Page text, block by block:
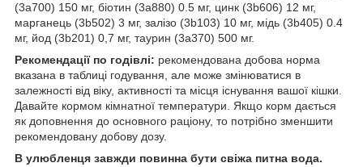
(3a700) 150 мг, біотин (3a880) 0.5 мг, цинк (3b606) 12 мг,
марганець (3b502) 3 мг, залізо (3b103) 10 мг, мідь (3b405) 0.4
мг, йод (3b201) 0,7 мг, таурин (3a370) 500 мг.
Рекомендації по годівлі: рекомендована добова норма
вказана в таблиці годування, але може змінюватися в
залежності від віку, активності та місця існування вашої кішки.
Давайте кормом кімнатної температури. Якщо корм дається
як доповнення до основного раціону, то потрібно зменшити
рекомендовану добову дозу.
В улюбленця завжди повинна бути свіжа питна вода.